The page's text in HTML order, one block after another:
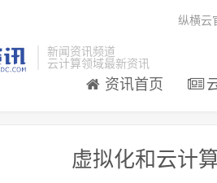
新闻资讯频道
云计算领域最新资讯
资讯首页
纵横云
虚拟化和云计